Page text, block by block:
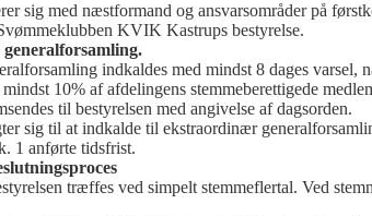
sig med næstformand og ansvarsområder på
KVIK Kastrups bestyrelse.
indkaldes med mindst 8 dages varsel,
10% af afdelingens stemmeberettigede
til bestyrelsen med angivelse af dagsorden.
sig til at indkalde til ekstraordinær
1 anførte tidsfrist.
træffes ved simpelt stemmeflertal. Ved